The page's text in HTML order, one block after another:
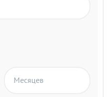
Месяцев